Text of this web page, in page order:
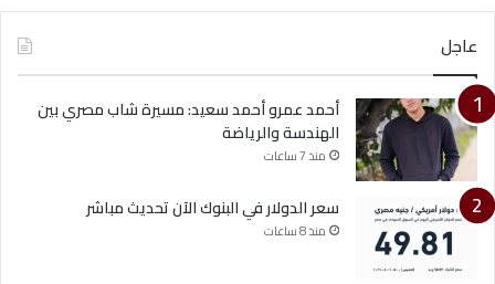
عاجل
أحمد عمرو أحمد سعيد: مسيرة شاب مصري بين
الهندسة والرياضة
منذ 7 ساعات
سعر الدولار في البنوك الآن تحديث مباشر
منذ 8 ساعات